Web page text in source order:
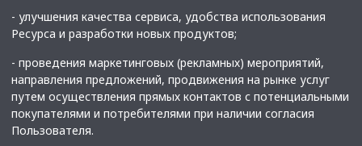
- улучшения качества сервиса, удобства использования
Ресурса и разработки новых продуктов;
- проведения маркетинговых (рекламных) мероприятий,
направления предложений, продвижения на рынке услуг
путем осуществления прямых контактов с потенциальными
покупателями и потребителями при наличии согласия
Пользователя.